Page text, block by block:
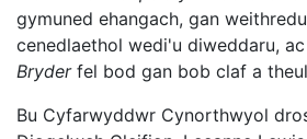
gymuned ehangach, gan
cenedlaethol wedi'u diweddaru, ac
Bryderfel bod gan bob claf a
Bu Cyfarwyddwr Cynorthwyol